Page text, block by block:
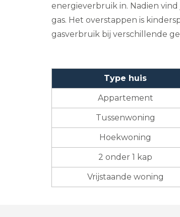
energieverbruik in. Nadien
gas. Het overstappen is
gasverbruik bij verschillende
Type huis
Appartement
Tussenwoning
Hoekwoning
2 onder 1 kap
Vrijstaande woning